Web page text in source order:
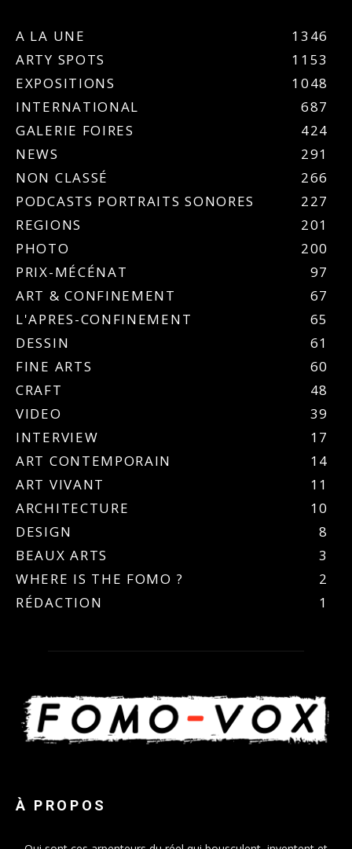
A LA UNE
1346
ARTY SPOTS
1153
EXPOSITIONS
1048
INTERNATIONAL
687
GALERIE FOIRES
424
NEWS
291
NON CLASSÉ
266
PODCASTS PORTRAITS SONORES
227
REGIONS
201
PHOTO
200
PRIX-MÉCÉNAT
97
ART & CONFINEMENT
67
L'APRES-CONFINEMENT
65
DESSIN
61
FINE ARTS
60
CRAFT
48
VIDEO
39
INTERVIEW
17
ART CONTEMPORAIN
14
ART VIVANT
11
ARCHITECTURE
10
DESIGN
8
BEAUX ARTS
3
WHERE IS THE FOMO ?
2
RÉDACTION
1
À PROPOS